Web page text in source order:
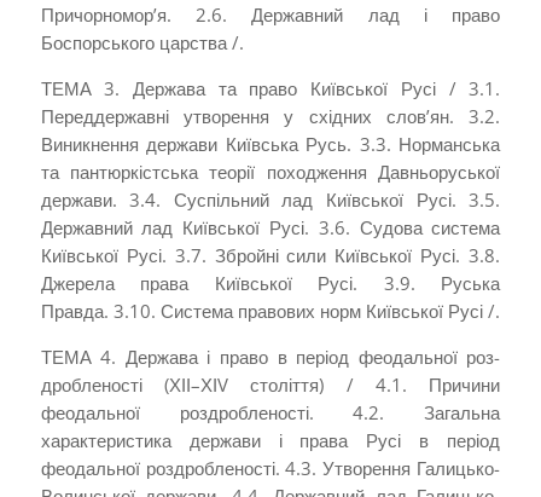
Причорно­мор’я. 2.6. Державний лад і право
Боспорського царства /.
ТЕМА 3. Держава та право Київської Русі / 3.1.
Переддержавні утворення у східних слов’ян. 3.2.
Виникнення держави Київська Русь. 3.3. Норманська
та пантюркістська теорії по­ходження Давньоруської
держави. 3.4. Суспільний лад Київської Русі. 3.5.
Державний лад Київської Русі. 3.6. Судова система
Київської Русі. 3.7. Збройні сили Київської Русі. 3.8.
Джерела права Київської Русі. 3.9. Руська
Правда. 3.10. Система правових норм Київської Русі /.
ТЕМА 4. Держава і право в період феодальної роз­
дробленості (ХІІ–ХІV століття) / 4.1. Причини
феодальної роздробленості. 4.2. Загальна
характеристика держави і права Русі в період
феодальної роздробленості. 4.3. Утворення Галицько-